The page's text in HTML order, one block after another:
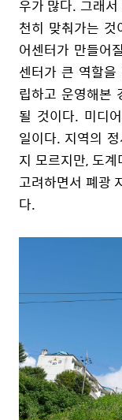
우가 많다. 그래
천히 맞춰가는
어센터가 만들어
센터가 큰 역할
립하고 운영해본
될 것이다. 미디
일이다. 지역의
지 모르지만, 도
고려하면서 폐광
다.